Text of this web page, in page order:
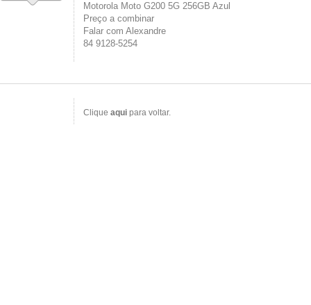
Motorola Moto G200 5G 256GB Azul
Preço a combinar
Falar com Alexandre
84 9128-5254
Clique aqui para voltar.